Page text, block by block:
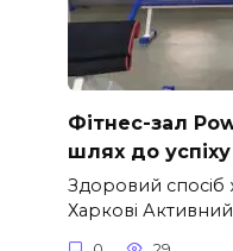
Фітнес-зал
шлях до успіху
Здоровий спосіб
Харкові Активний